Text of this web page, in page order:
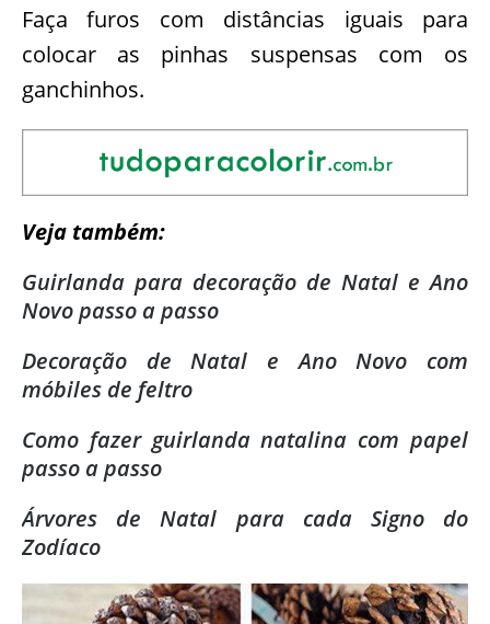
Faça furos com distâncias iguais para
colocar as pinhas suspensas com os
ganchinhos.
Veja também:
Guirlanda para decoração de Natal e Ano
Novo passo a passo
Decoração de Natal e Ano Novo com
móbiles de feltro
Como fazer guirlanda natalina com papel
passo a passo
Árvores de Natal para cada Signo do
Zodíaco